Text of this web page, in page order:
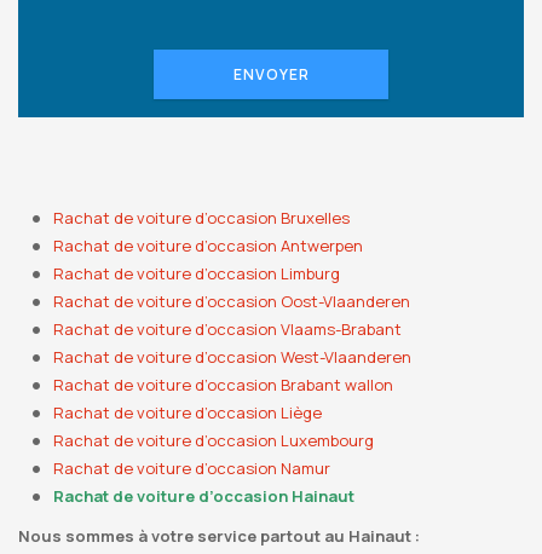
ENVOYER
Rachat de voiture d’occasion Bruxelles
Rachat de voiture d’occasion Antwerpen
Rachat de voiture d’occasion Limburg
Rachat de voiture d’occasion Oost-Vlaanderen
Rachat de voiture d’occasion Vlaams-Brabant
Rachat de voiture d’occasion West-Vlaanderen
Rachat de voiture d’occasion Brabant wallon
Rachat de voiture d’occasion Liège
Rachat de voiture d’occasion Luxembourg
Rachat de voiture d’occasion Namur
Rachat de voiture d’occasion Hainaut
Nous sommes à votre service partout au Hainaut :